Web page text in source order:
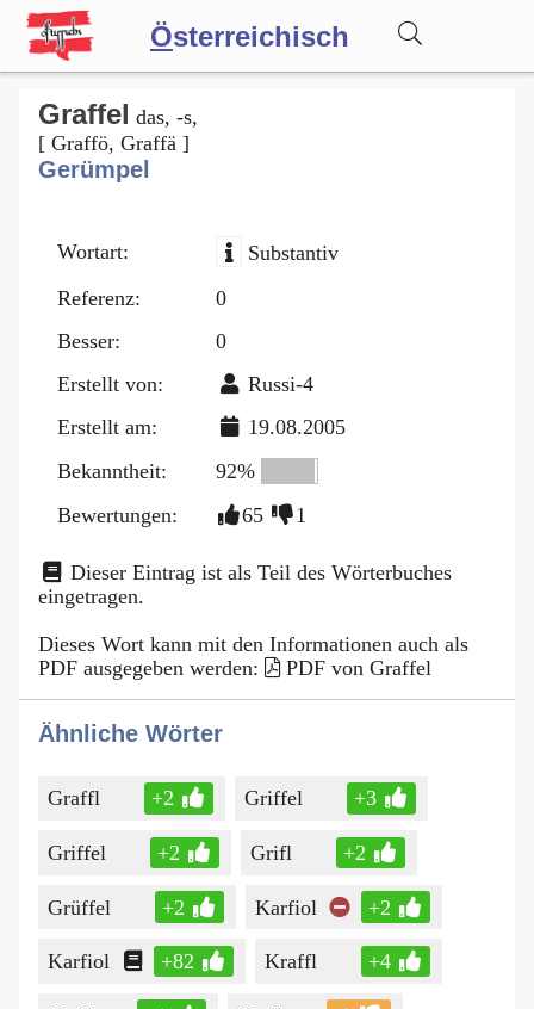
Österreichisch
Wörterbuch
Forum
Blog
Graffel das, -s,
[ Graffö, Graffä ]
Gerümpel
Wortart:
Substantiv
Referenz:
0
Besser:
0
Erstellt von:
Russi-4
Erstellt am:
19.08.2005
Bekanntheit:
92%
Bewertungen:
65 1
Dieser Eintrag ist als Teil des Wörterbuches
eingetragen.
Dieses Wort kann mit den Informationen auch als
PDF ausgegeben werden:
PDF von Graffel
Ähnliche Wörter
Graffl +2 Griffel +3
Griffel +2 Grifl +2
Grüffel +2 Karfiol +2
Karfiol +82 Kraffl +4